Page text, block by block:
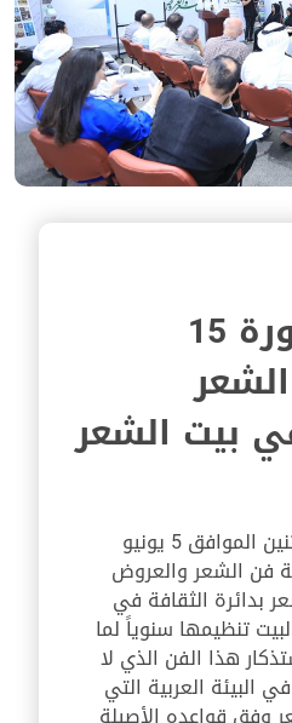
انطلاق الدورة 15
بيت الشعر
افتتحت مساء يوم الإثنين الموافق 5 يونيو
15 لورشة فن الشعر والعروض
بدائرة الثقافة في
تنظيمها سنوياً لما
هذا الفن الذي لا
البيئة العربية التي